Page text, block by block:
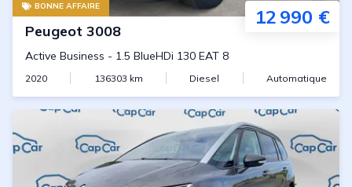
BONNE AFFAIRE 12 990 €
Peugeot 3008
Active Business - 1.5 BlueHDi 130 EAT 8
2020 136303 km Diesel Automatique